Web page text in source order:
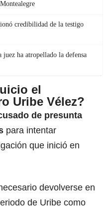
credibilidad de la testigo
ha atropellado la defensa
el
Uribe Vélez?
de presunta
para intentar
que inició en
devolverse en
de Uribe como